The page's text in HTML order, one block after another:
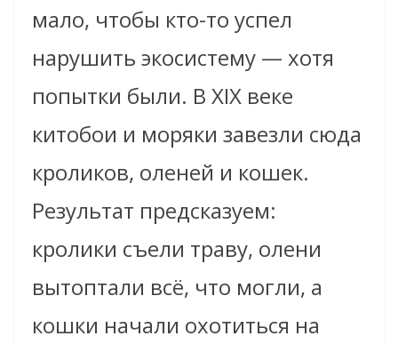
мало, чтобы кто-то успел
нарушить экосистему — хотя
попытки были. В XIX веке
китобои и моряки завезли сюда
кроликов, оленей и кошек.
Результат предсказуем:
кролики съели траву, олени
вытоптали всё, что могли, а
кошки начали охотиться на